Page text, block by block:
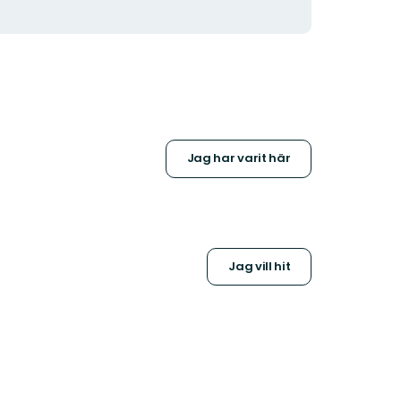
Jag har varit här
Jag vill hit